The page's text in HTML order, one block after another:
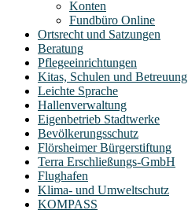
Konten
Fundbüro Online
Ortsrecht und Satzungen
Beratung
Pflegeeinrichtungen
Kitas, Schulen und Betreuung
Leichte Sprache
Hallenverwaltung
Eigenbetrieb Stadtwerke
Bevölkerungsschutz
Flörsheimer Bürgerstiftung
Terra Erschließungs-GmbH
Flughafen
Klima- und Umweltschutz
KOMPASS